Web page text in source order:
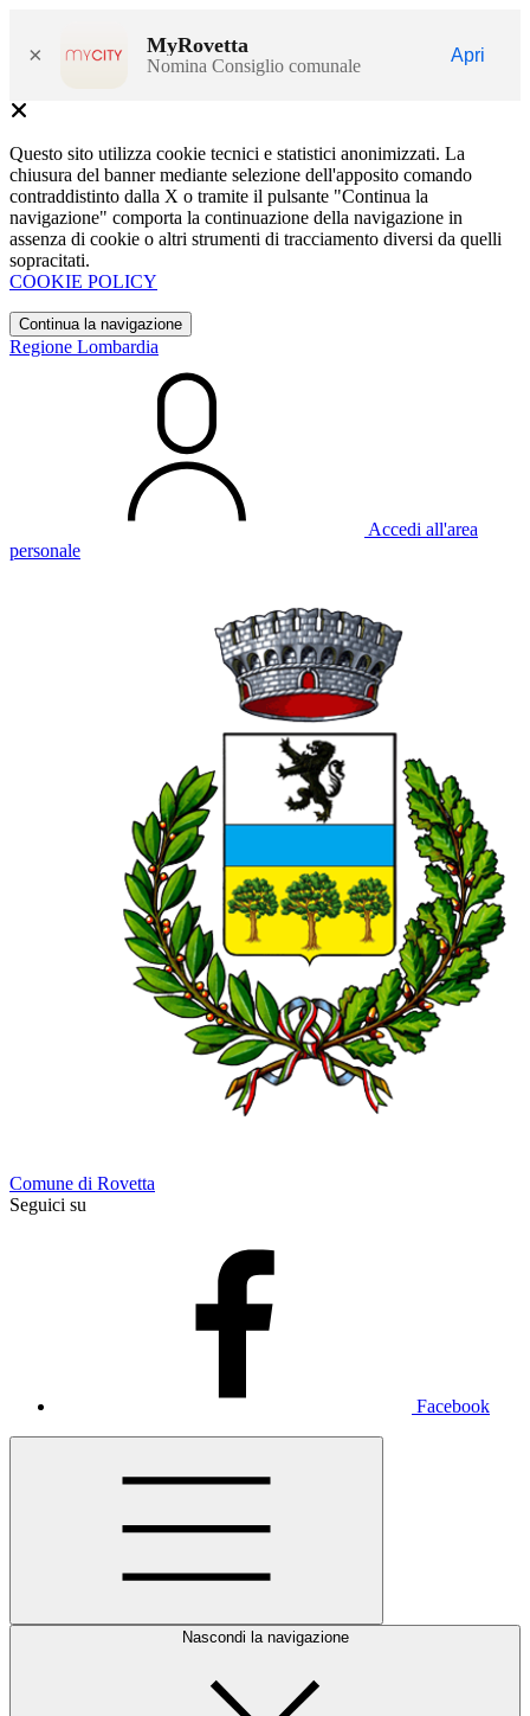
× MyRovetta
Nomina Consiglio comunale
Apri
Questo sito utilizza cookie tecnici e statistici anonimizzati. La
chiusura del banner mediante selezione dell'apposito comando
contraddistinto dalla X o tramite il pulsante "Continua la
navigazione" comporta la continuazione della navigazione in
assenza di cookie o altri strumenti di tracciamento diversi da quelli
sopracitati.
COOKIE POLICY
Continua la navigazione
Regione Lombardia
Accedi all'area
personale
Comune di Rovetta
Seguici su
Facebook
Nascondi la navigazione